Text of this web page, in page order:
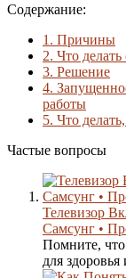
Содержание:
1. Причины
2. Что
3. Решение
4.
работы
5. Что
Частые вопросы
Телевизор
Самсунг •
Помните, что
для